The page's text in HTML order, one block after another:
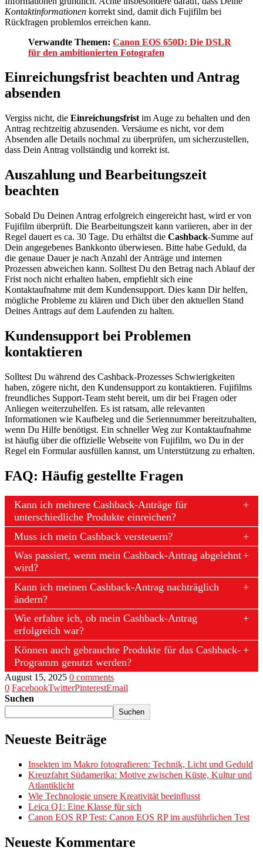
Kontaktinformationen korrekt sind, damit dich Fujifilm bei
Rückfragen problemlos erreichen kann.
Verwandte Themen: Canon EOS 650D: Die DSLR
für den ambitionierten Fotografen
Einreichungsfrist beachten und Antrag
absenden
Vergiss nicht, die Einreichungsfrist im Auge zu behalten und den
Antrag rechtzeitig abzusenden. Versäume es nicht, vor dem
Absenden alle Details nochmal zu überprüfen, um sicherzustellen,
dass Dein Antrag vollständig und korrekt ist.
Auszahlung und Bearbeitungszeit
beachten
Sobald Du Deinen Antrag erfolgreich eingereicht hast, wird er von
Fujifilm überprüft. Die Bearbeitungszeit kann variieren, aber in der
Regel dauert es ca. 30 Tage. Du erhältst die Cashback-Summe auf
Dein angegebenes Bankkonto überwiesen. Bitte habe Geduld, da
die genaue Dauer je nach Anzahl der Anträge und internen
Prozessen abweichen kann. Solltest Du den Betrag nach Ablauf der
Frist noch nicht erhalten haben, empfiehlt sich eine
Kontaktaufnahme mit dem Kundensupport. Dies kann Dir helfen,
mögliche Probleme zu klären und Dich über den aktuellen Stand
Deines Antrags auf dem Laufenden zu halten.
Kundensupport bei Problemen
kontaktieren
Solltest Du während des Cashback-Prozesses Schwierigkeiten
haben, zögere nicht, den Kundensupport zu kontaktieren. Fujifilms
freundliches Support-Team steht bereit, um dir bei Fragen oder
Anliegen weiterzuhelfen. Es ist ratsam, alle relevanten
Informationen wie Kaufbeleg und die Seriennummer bereitzuhalten,
wenn Du Hilfe benötigst. Ein schneller Weg zur Kontaktaufnahme
ist häufig über die offizielle Webseite von Fujifilm, wo Du in der
Regel ein Formular ausfüllen kannst, um Unterstützung zu erhalten.
FAQ: Häufig gestellte Fragen
Kann ich mehrere Cashback-Anträge für
unterschiedliche Produkte einreichen?
Muss ich mein Cashback versteuern?
Was passiert, wenn mein Cashback-Antrag abgelehnt
wird?
Kann ich meinen Cashback-Antrag nachträglich
ändern?
Wie erfahre ich, ob mein Cashback-Antrag
erfolgreich war?
Können auch gebrauchte Produkte für das Cashback-
Programm genutzt werden?
August 15, 2025 0 comments
0 FacebookTwitterPinterestEmail
Suchen
Suchen
Neueste Beiträge
Insekten im Makro fotografieren: Technik, Licht und Geduld
Kreuzfahrt Südamerika: Motive zwischen Küste, Kultur und
Atlantiklicht
Wie Technologie unsere Kreativität beeinflusst
Leica Q1: Eine Klasse für sich
Canon EOS RP Test: Canon EOS RP im ausführlichen Test
Neueste Kommentare